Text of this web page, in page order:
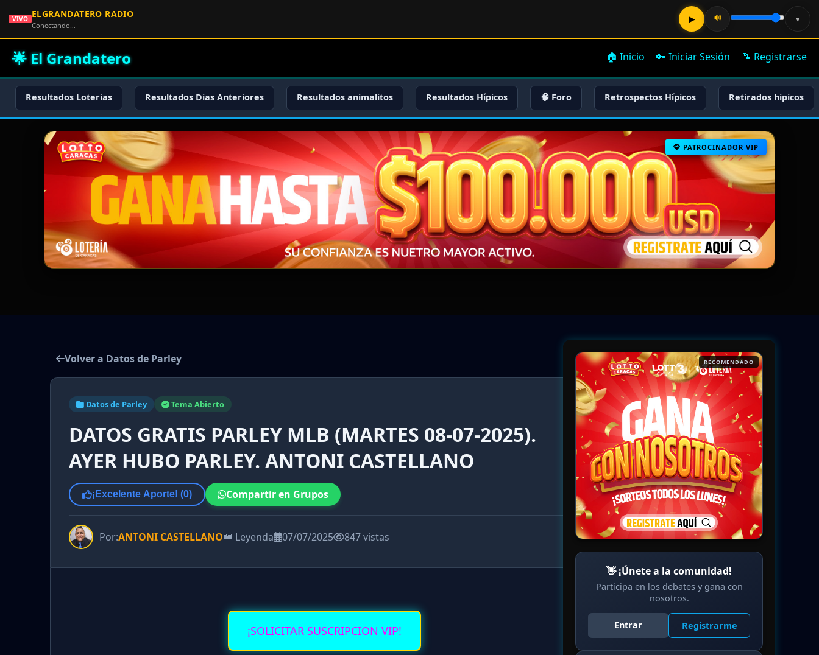
🌟 El Grandatero 🏠 Inicio 🔑 Iniciar Sesión 📝 Registrarse
Resultados Loterias Resultados Dias Anteriores Resultados animalitos Resultados Hípicos 🧠 Foro Retrospectos Hípicos Retirados hipicos
PATROCINADOR VIP
Volver a Datos de Parley
Datos de Parley Tema Abierto
DATOS GRATIS PARLEY MLB (MARTES 08-07-2025).
AYER HUBO PARLEY. ANTONI CASTELLANO
¡Excelente Aporte! (0) Compartir en Grupos
Por:ANTONI CASTELLANO👑 Leyenda 07/07/2025 847 vistas
¡SOLICITAR SUSCRIPCION VIP!
RECOMENDADO
👋 ¡Únete a la comunidad!
Participa en los debates y gana con
nosotros.
Entrar Registrarme
VIVO ELGRANDATERO RADIO
Conectando…
▶ 🔊 ▾